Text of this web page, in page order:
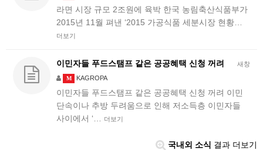
라면 시장 규모 2조원에 육박 한국 농림축산식품부가
2015년 11월 펴낸 ‘2015 가공식품 세분시장 현황…
더보기
새창
이민자들 푸드스탬프 같은 공공혜택 신청 꺼려
M KAGROPA
이민자들 푸드스탬프 같은 공공혜택 신청 꺼려 이민
단속이나 추방 두려움으로 인해 저소득층 이민자들
사이에서 ‘…
더보기
국내외 소식 결과 더보기